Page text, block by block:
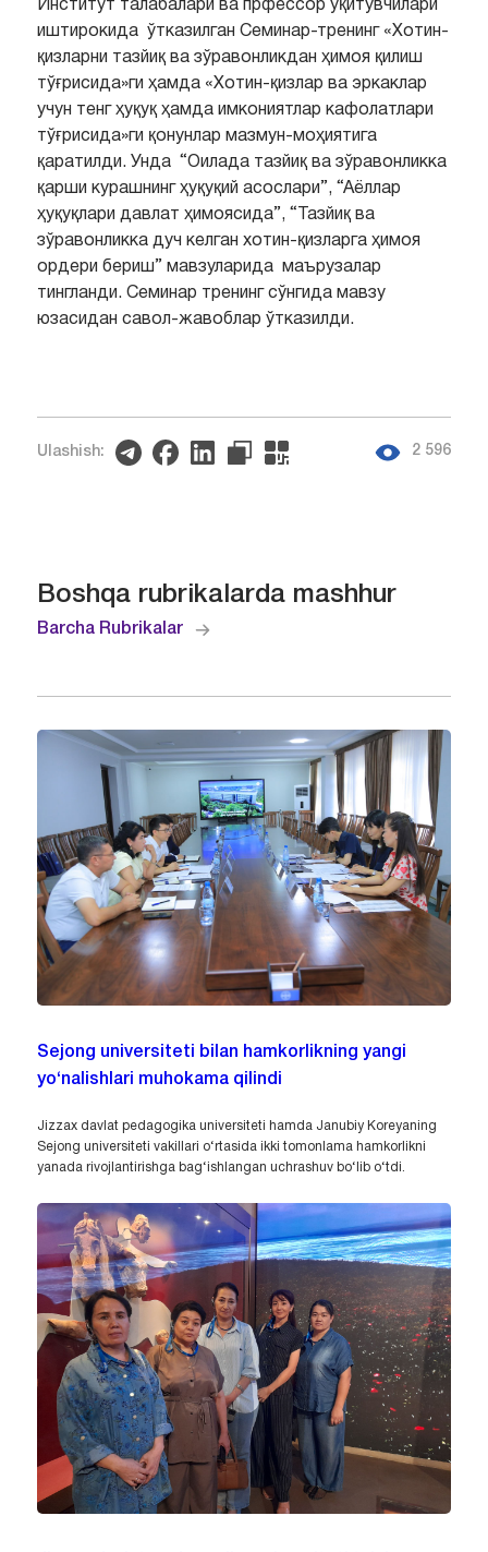
Институт талабалари ва прфессор ўқитувчилари
иштирокида ўтказилган Семинар-тренинг «Хотин-
қизларни тазйиқ ва зўравонликдан ҳимоя қилиш
тўғрисида»ги ҳамда «Хотин-қизлар ва эркаклар
учун тенг ҳуқуқ ҳамда имкониятлар кафолатлари
тўғрисида»ги қонунлар мазмун-моҳиятига
қаратилди. Унда “Оилада тазйиқ ва зўравонликка
қарши курашнинг ҳуқуқий асослари”, “Аёллар
ҳуқуқлари давлат ҳимоясида”, “Тазйиқ ва
зўравонликка дуч келган хотин-қизларга ҳимоя
ордери бериш” мавзуларида маърузалар
тингланди. Семинар тренинг сўнгида мавзу
юзасидан савол-жавоблар ўтказилди.
Ulashish: 2 596
Boshqa rubrikalarda mashhur
Barcha Rubrikalar
Sejong universiteti bilan hamkorlikning yangi
yo‘nalishlari muhokama qilindi
Jizzax davlat pedagogika universiteti hamda Janubiy Koreyaning
Sejong universiteti vakillari o‘rtasida ikki tomonlama hamkorlikni
yanada rivojlantirishga bag‘ishlangan uchrashuv bo‘lib o‘tdi.